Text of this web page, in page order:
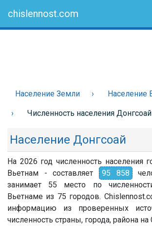
chislennost.com
Население Земли Население
Численность населения Донгсоай
Население Донгсоай
На 2026 год численность населения
Вьетнам - составляет
95 858
занимает 55 место по
Вьетнаме из 75 городов.
информацию из проверенных
численность страны, города, района на